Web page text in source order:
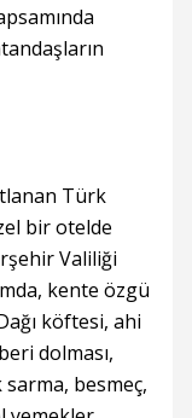
Türk
bir otelde
Valiliği
kente özgü
köftesi, ahi
dolması,
besmeç,